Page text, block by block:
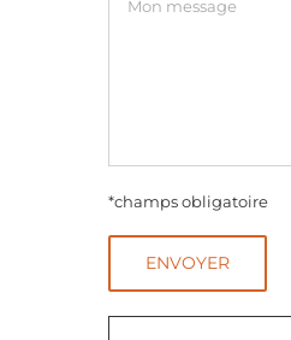
*champs obligatoire